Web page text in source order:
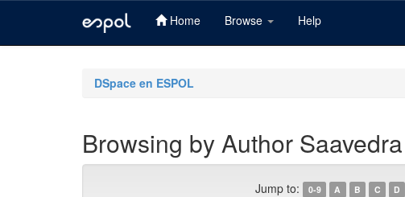
Home Browse Help
DSpace en ESPOL
Browsing by Author
Jump to: 0-9 A B C D